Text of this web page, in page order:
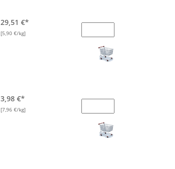
29,51 €*
[5,90 €/kg]
3,98 €*
[7,96 €/kg]